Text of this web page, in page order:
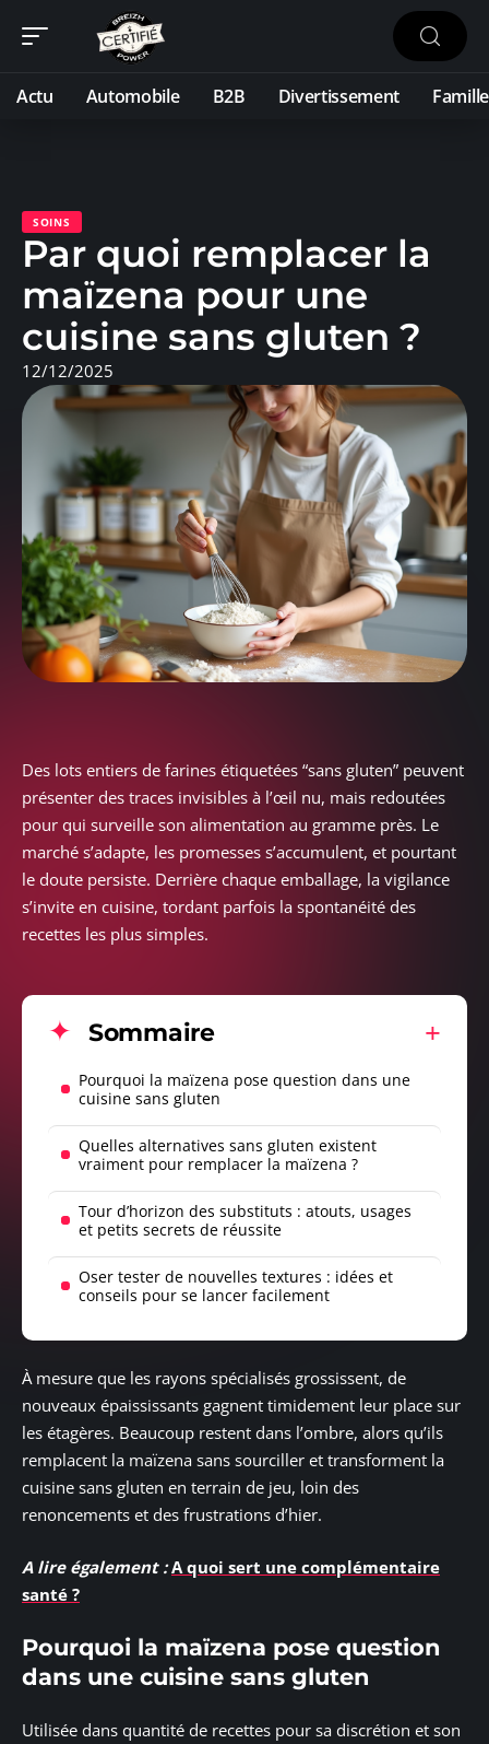
Actu Automobile B2B Divertissement Famille
SOINS
Par quoi remplacer la
maïzena pour une
cuisine sans gluten ?
12/12/2025
Des lots entiers de farines étiquetées “sans gluten” peuvent
présenter des traces invisibles à l’œil nu, mais redoutées
pour qui surveille son alimentation au gramme près. Le
marché s’adapte, les promesses s’accumulent, et pourtant
le doute persiste. Derrière chaque emballage, la vigilance
s’invite en cuisine, tordant parfois la spontanéité des
recettes les plus simples.
Sommaire
Pourquoi la maïzena pose question dans une
cuisine sans gluten
Quelles alternatives sans gluten existent
vraiment pour remplacer la maïzena ?
Tour d’horizon des substituts : atouts, usages
et petits secrets de réussite
Oser tester de nouvelles textures : idées et
conseils pour se lancer facilement
À mesure que les rayons spécialisés grossissent, de
nouveaux épaississants gagnent timidement leur place sur
les étagères. Beaucoup restent dans l’ombre, alors qu’ils
remplacent la maïzena sans sourciller et transforment la
cuisine sans gluten en terrain de jeu, loin des
renoncements et des frustrations d’hier.
A lire également : A quoi sert une complémentaire
santé ?
Pourquoi la maïzena pose question
dans une cuisine sans gluten
Utilisée dans quantité de recettes pour sa discrétion et son